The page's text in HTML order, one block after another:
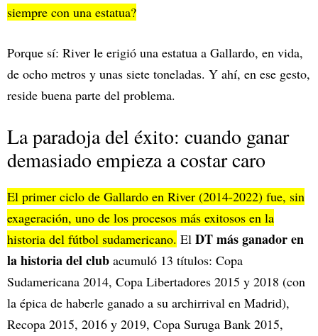
siempre con una estatua?
Porque sí: River le erigió una estatua a Gallardo, en vida,
de ocho metros y unas siete toneladas. Y ahí, en ese gesto,
reside buena parte del problema.
La paradoja del éxito: cuando ganar
demasiado empieza a costar caro
El primer ciclo de Gallardo en River (2014-2022) fue, sin
exageración, uno de los procesos más exitosos en la
historia del fútbol sudamericano. El DT más ganador en
la historia del club acumuló 13 títulos: Copa
Sudamericana 2014, Copa Libertadores 2015 y 2018 (con
la épica de haberle ganado a su archirrival en Madrid),
Recopa 2015, 2016 y 2019, Copa Suruga Bank 2015,